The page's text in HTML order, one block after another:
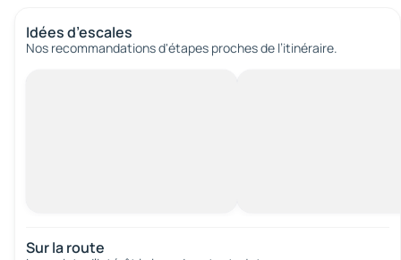
Idées d’escales
Nos recommandations d'étapes proches de l’itinéraire.
Sur la route